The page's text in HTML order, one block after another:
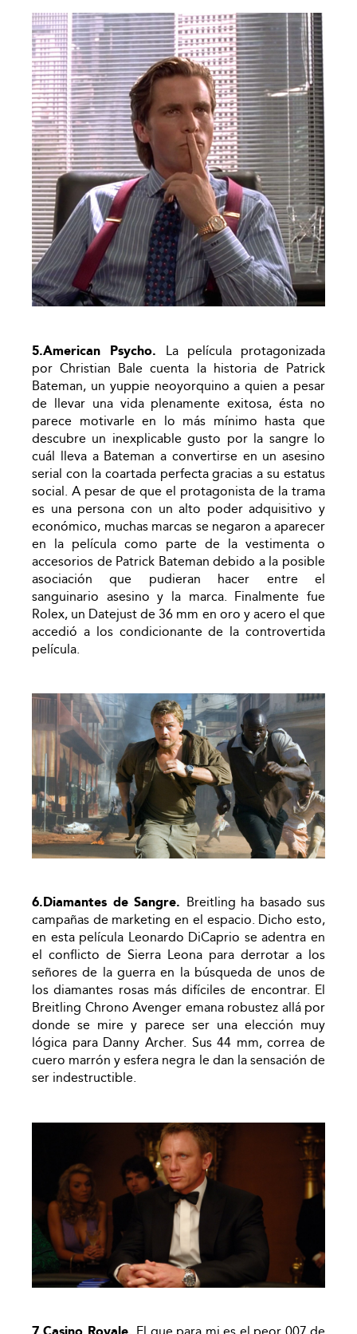
5.American Psycho. La película protagonizada
por Christian Bale cuenta la historia de Patrick
Bateman, un yuppie neoyorquino a quien a pesar
de llevar una vida plenamente exitosa, ésta no
parece motivarle en lo más mínimo hasta que
descubre un inexplicable gusto por la sangre lo
cuál lleva a Bateman a convertirse en un asesino
serial con la coartada perfecta gracias a su estatus
social. A pesar de que el protagonista de la trama
es una persona con un alto poder adquisitivo y
económico, muchas marcas se negaron a aparecer
en la película como parte de la vestimenta o
accesorios de Patrick Bateman debido a la posible
asociación que pudieran hacer entre el
sanguinario asesino y la marca. Finalmente fue
Rolex, un Datejust de 36 mm en oro y acero el que
accedió a los condicionante de la controvertida
película.
6.Diamantes de Sangre. Breitling ha basado sus
campañas de marketing en el espacio. Dicho esto,
en esta película Leonardo DiCaprio se adentra en
el conflicto de Sierra Leona para derrotar a los
señores de la guerra en la búsqueda de unos de
los diamantes rosas más difíciles de encontrar. El
Breitling Chrono Avenger emana robustez allá por
donde se mire y parece ser una elección muy
lógica para Danny Archer. Sus 44 mm, correa de
cuero marrón y esfera negra le dan la sensación de
ser indestructible.